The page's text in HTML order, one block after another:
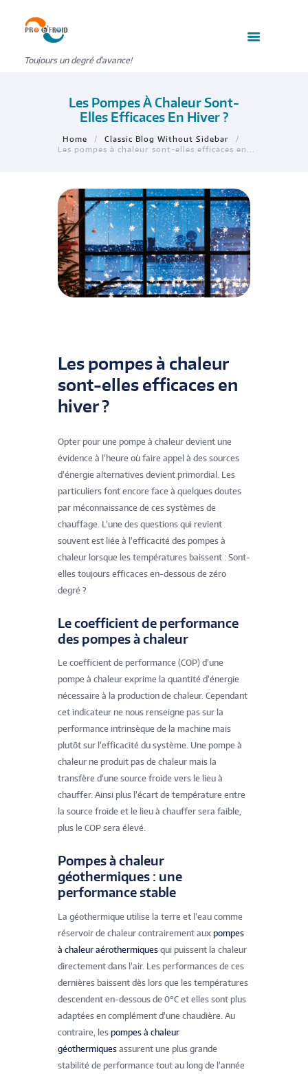
Toujours un degré d'avance!
Les Pompes À Chaleur Sont-
Elles Efficaces En Hiver ?
Home
Classic Blog Without Sidebar
Les pompes à chaleur sont-elles efficaces en...
Les pompes à chaleur
sont-elles efficaces en
hiver ?
Opter pour une pompe à chaleur devient une
évidence à l’heure où faire appel à des sources
d’énergie alternatives devient primordial. Les
particuliers font encore face à quelques doutes
par méconnaissance de ces systèmes de
chauffage. L’une des questions qui revient
souvent est liée à l’efficacité des pompes à
chaleur lorsque les températures baissent : Sont-
elles toujours efficaces en-dessous de zéro
degré ?
Le coefficient de performance
des pompes à chaleur
Le coefficient de performance (COP) d’une
pompe à chaleur exprime la quantité d’énergie
nécessaire à la production de chaleur. Cependant
cet indicateur ne nous renseigne pas sur la
performance intrinsèque de la machine mais
plutôt sur l’efficacité du système. Une pompe à
chaleur ne produit pas de chaleur mais la
transfère d’une source froide vers le lieu à
chauffer. Ainsi plus l’écart de température entre
la source froide et le lieu à chauffer sera faible,
plus le COP sera élevé.
Pompes à chaleur
géothermiques : une
performance stable
La géothermique utilise la terre et l’eau comme
réservoir de chaleur contrairement aux pompes
à chaleur aérothermiques qui puissent la chaleur
directement dans l’air. Les performances de ces
dernières baissent dès lors que les températures
descendent en-dessous de 0°C et elles sont plus
adaptées en complément d’une chaudière. Au
contraire, les pompes à chaleur
géothermiques assurent une plus grande
stabilité de performance tout au long de l’année